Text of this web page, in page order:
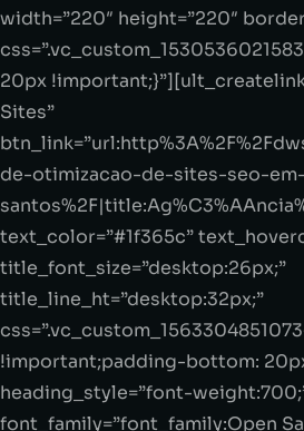
width=”220″ height=”220″
20px
Sites”
de-otimizacao-de-sites-seo-em-
text_color=”#1f365c”
title_font_size=”desktop:26px;”
title_line_ht=”desktop:32px;”
!important;padding-bottom:
heading_style=”font-
font_family=”font_family:Open